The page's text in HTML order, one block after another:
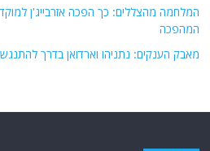
המלחמה מהצללים: כך הפכה אזרבייג'ן
המהפכה
מאבק הענקים: נתניהו וארדואן בדרך